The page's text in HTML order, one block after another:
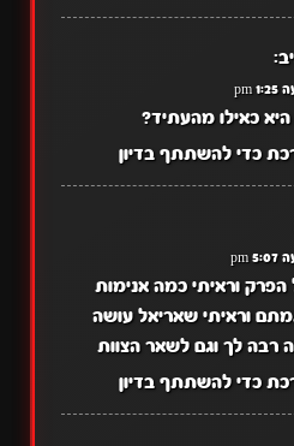
כאילו מהעתיד?
כדי להשתתף בדיון
וראיתי כמה אנימות
וראיתי שאריאל עושה
רבה לך וגם לשאר הצוות
כדי להשתתף בדיון